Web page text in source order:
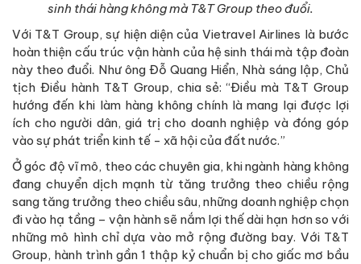
sinh thái hàng không mà T&T Group theo đuổi.
Với T&T Group, sự hiện diện của Vietravel Airlines là bước
hoàn thiện cấu trúc vận hành của hệ sinh thái mà tập đoàn
này theo đuổi. Như ông Đỗ Quang Hiển, Nhà sáng lập, Chủ
tịch Điều hành T&T Group, chia sẻ: “Điều mà T&T Group
hướng đến khi làm hàng không chính là mang lại được lợi
ích cho người dân, giá trị cho doanh nghiệp và đóng góp
vào sự phát triển kinh tế - xã hội của đất nước.”
Ở góc độ vĩ mô, theo các chuyên gia, khi ngành hàng không
đang chuyển dịch mạnh từ tăng trưởng theo chiều rộng
sang tăng trưởng theo chiều sâu, những doanh nghiệp chọn
đi vào hạ tầng – vận hành sẽ nắm lợi thế dài hạn hơn so với
những mô hình chỉ dựa vào mở rộng đường bay. Với T&T
Group, hành trình gần 1 thập kỷ chuẩn bị cho giấc mơ bầu